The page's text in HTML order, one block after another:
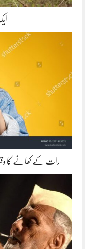
رات کے کھانے کا